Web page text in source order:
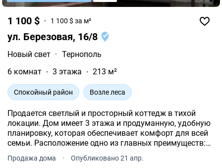
1 100 $ 1 100 $ за м²
ул. Березовая, 16/8
Новый свет · Тернополь
6 комнат
3 этажа 213 м²
Спокойный район Возле леса
Продается светлый и просторный коттедж в тихой
локации. Дом имеет 3 этажа и продуманную, удобную
планировку, которая обеспечивает комфорт для всей
семьи. Расположение одно из главных преимуществ:
рядом озеро и парк для отдыха и прогулок. В пешей
доступности школа и детские сады.
Продажа дома · Опубликовано 21 апр.